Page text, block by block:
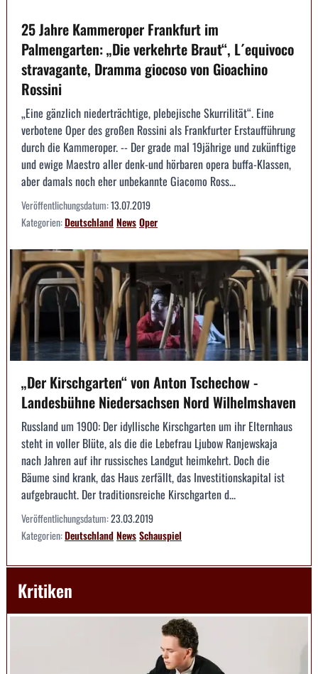
25 Jahre Kammeroper Frankfurt im
Palmengarten: „Die verkehrte Braut“, L´equivoco
stravagante, Dramma giocoso von Gioachino
Rossini
„Eine gänzlich niederträchtige, plebejische Skurrilität“. Eine
verbotene Oper des großen Rossini als Frankfurter Erstaufführung
durch die Kammeroper. -- Der grade mal 19jährige und zukünftige
und ewige Maestro aller denk-und hörbaren opera buffa-Klassen,
aber damals noch eher unbekannte Giacomo Ross...
Veröffentlichungsdatum:13.07.2019
Kategorien:DeutschlandNewsOper
„Der Kirschgarten“ von Anton Tschechow -
Landesbühne Niedersachsen Nord Wilhelmshaven
Russland um 1900: Der idyllische Kirschgarten um ihr Elternhaus
steht in voller Blüte, als die die Lebefrau Ljubow Ranjewskaja
nach Jahren auf ihr russisches Landgut heimkehrt. Doch die
Bäume sind krank, das Haus zerfällt, das Investitionskapital ist
aufgebraucht. Der traditionsreiche Kirschgarten d...
Veröffentlichungsdatum:23.03.2019
Kategorien:DeutschlandNewsSchauspiel
Kritiken